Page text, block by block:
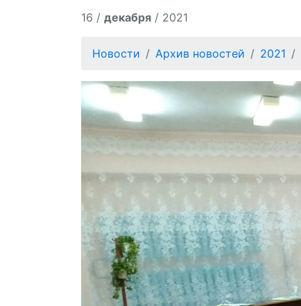
16 / декабря / 2021
Новости Архив новостей 2021